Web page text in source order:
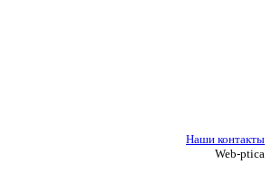
Наши контакты
Web-ptica